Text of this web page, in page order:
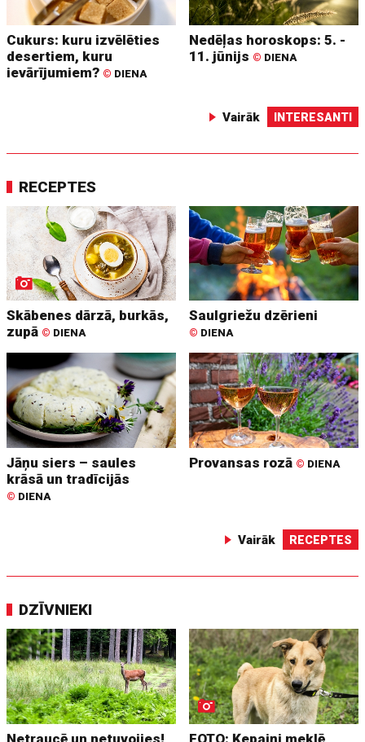
Cukurs: kuru izvēlēties
desertiem, kuru
ievārījumiem? © DIENA
Nedēļas horoskops: 5. -
11. jūnijs © DIENA
Vairāk INTERESANTI
RECEPTES
Skābenes dārzā, burkās,
zupā © DIENA
Saulgriežu dzērieni
© DIENA
Jāņu siers – saules
krāsā un tradīcijās
© DIENA
Provansas rozā © DIENA
Vairāk RECEPTES
DZĪVNIEKI